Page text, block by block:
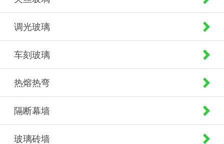
调光玻璃
车刻玻璃
热熔热弯
隔断幕墙
玻璃砖墙